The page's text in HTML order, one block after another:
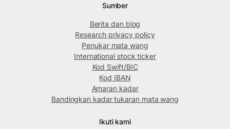
Sumber
Berita dan blog
Research privacy policy
Penukar mata wang
International stock ticker
Kod Swift/BIC
Kod IBAN
Amaran kadar
Bandingkan kadar tukaran mata wang
Ikuti kami